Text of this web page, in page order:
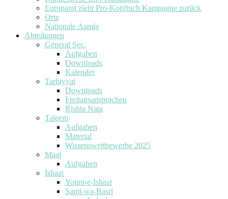
Europarat zieht Pro-Kopftuch Kampagne zurück
Orte
Nationale Aamla
Abteilungen
General Sec.
Aufgaben
Downloads
Kalender
Tarbiyyat
Downloads
Freitagsansprachen
Rishta Nata
Taleem
Aufgaben
Material
Wissenswettbewerbe 2025
Maal
Aufgaben
Ishaat
Youm-e-Ishaat
Sami-wa-Basri